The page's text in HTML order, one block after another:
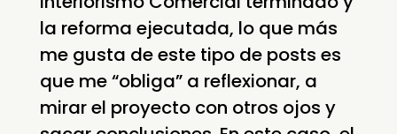
la reforma ejecutada, lo que más
me gusta de este tipo de posts es
que me “obliga” a reflexionar, a
mirar el proyecto con otros ojos y